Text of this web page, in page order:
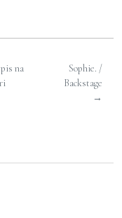
na
Sophie. /
Backstage
→